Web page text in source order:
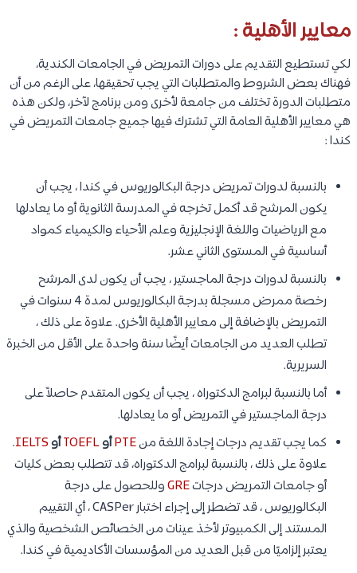
معايير الأهلية :
لكي تستطيع التقديم على دورات التمريض في الجامعات الكندية،
فهناك بعض الشروط والمتطلبات التي يجب تحقيقها، على الرغم من أن
متطلبات الدورة تختلف من جامعة لأخرى ومن برنامج لآخر، ولكن هذه
هي معايير الأهلية العامة التي تشترك فيها جميع جامعات التمريض في
كندا :
بالنسبة لدورات تمريض درجة البكالوريوس في كندا ، يجب أن
يكون المرشح قد أكمل تخرجه في المدرسة الثانوية أو ما يعادلها
مع الرياضيات واللغة الإنجليزية وعلم الأحياء والكيمياء كمواد
أساسية في المستوى الثاني عشر.
بالنسبة لدورات درجة الماجستير ، يجب أن يكون لدى المرشح
رخصة ممرض مسجلة بدرجة البكالوريوس لمدة 4 سنوات في
التمريض بالإضافة إلى معايير الأهلية الأخرى. علاوة على ذلك ،
تطلب العديد من الجامعات أيضًا سنة واحدة على الأقل من الخبرة
السريرية.
أما بالنسبة لبرامج الدكتوراه ، يجب أن يكون المتقدم حاصلاً على
درجة الماجستير في التمريض أو ما يعادلها.
كما يجب تقديم درجات إجادة اللغة منPTEأوTOEFLأوIELTS
.
علاوة على ذلك ، بالنسبة لبرامج الدكتوراه، قد تتطلب بعض كليات
أو جامعات التمريض درجاتGREوللحصول على درجة
البكالوريوس ، قد تضطر إلى إجراء اختبار CASPer ، أي التقييم
المستند إلى الكمبيوتر لأخذ عينات من الخصائص الشخصية والذي
يعتبر إلزاميًا من قبل العديد من المؤسسات الأكاديمية في كندا.